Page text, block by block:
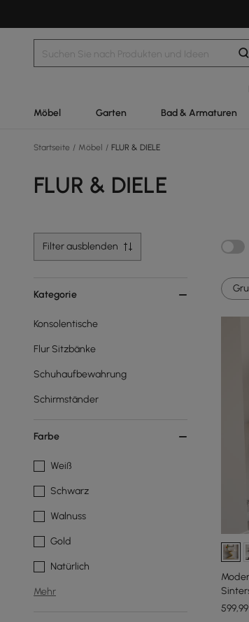
Möbel Garten Bad & Armaturen
Startseite / Möbel / FLUR & DIELE
FLUR & DIELE
Filter ausblenden
Kategorie
Konsolentische
Flur Sitzbänke
Schuhaufbewahrung
Schirmständer
Farbe
Weiß
Schwarz
Walnuss
Gold
Natürlich
Mehr
599,99